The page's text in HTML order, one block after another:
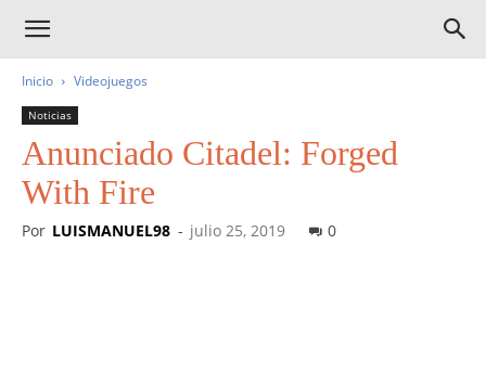
Inicio Videojuegos
Noticias
Anunciado Citadel: Forged
With Fire
Por LUISMANUEL98 - julio 25, 2019 0